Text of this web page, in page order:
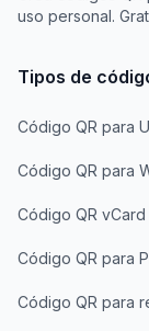
uso personal.
Tipos de
Código QR para
Código QR para
Código QR vCard
Código QR para
Código QR para